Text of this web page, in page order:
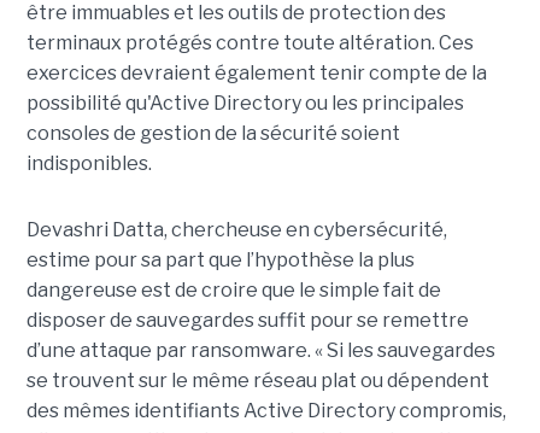
être immuables et les outils de protection des
terminaux protégés contre toute altération. Ces
exercices devraient également tenir compte de la
possibilité qu'Active Directory ou les principales
consoles de gestion de la sécurité soient
indisponibles.
Devashri Datta, chercheuse en cybersécurité,
estime pour sa part que l’hypothèse la plus
dangereuse est de croire que le simple fait de
disposer de sauvegardes suffit pour se remettre
d’une attaque par ransomware. « Si les sauvegardes
se trouvent sur le même réseau plat ou dépendent
des mêmes identifiants Active Directory compromis,